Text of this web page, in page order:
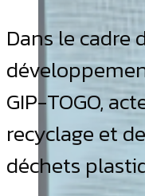
Dans le cadre
GIP-TOGO,
recyclage et
déchets